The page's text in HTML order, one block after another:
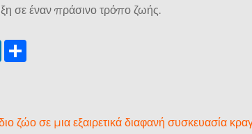
σε έναν πράσινο τρόπο ζωής.
LinkedIn
ζώο σε μια εξαιρετικά διαφανή συσκευασία